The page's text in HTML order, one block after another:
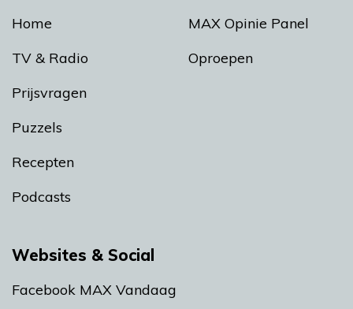
Home
TV & Radio
Prijsvragen
Puzzels
Recepten
Podcasts
MAX Opinie Panel
Oproepen
Websites & Social
Facebook MAX Vandaag